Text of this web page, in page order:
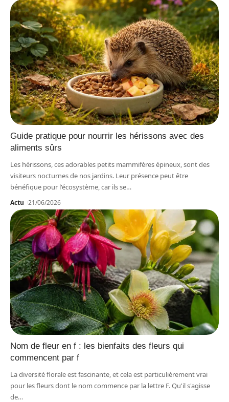
Guide pratique pour nourrir les hérissons avec des
aliments sûrs
Les hérissons, ces adorables petits mammifères épineux, sont des
visiteurs nocturnes de nos jardins. Leur présence peut être
bénéfique pour l'écosystème, car ils se…
Actu 21/06/2026
Nom de fleur en f : les bienfaits des fleurs qui
commencent par f
La diversité florale est fascinante, et cela est particulièrement vrai
pour les fleurs dont le nom commence par la lettre F. Qu'il s'agisse
de…